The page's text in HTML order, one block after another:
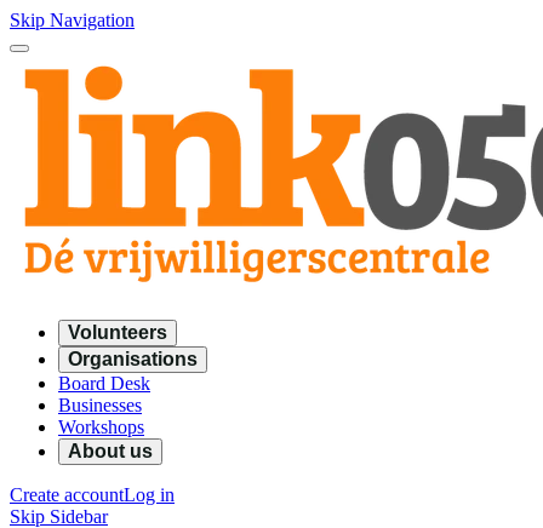
Skip Navigation
Volunteers
Organisations
Board Desk
Businesses
Workshops
About us
Create accountLog in
Skip Sidebar